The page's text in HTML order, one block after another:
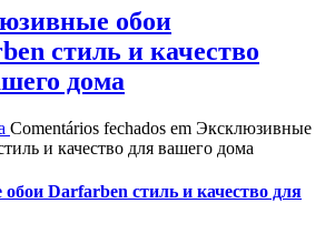
обои
стиль и качество
дома
Comentários fechados em Эксклюзивные
и качество для вашего дома
Darfarben стиль и качество для